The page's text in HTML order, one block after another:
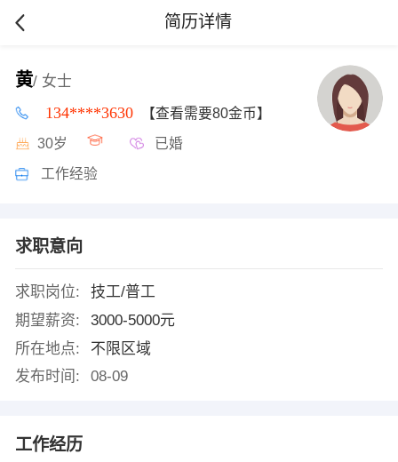
简历详情
黄/ 女士
134****3630 【查看需要80金币】
30岁 已婚
工作经验
求职意向
求职岗位:
技工/普工
期望薪资:
3000-5000元
所在地点:
不限区域
发布时间:
08-09
工作经历